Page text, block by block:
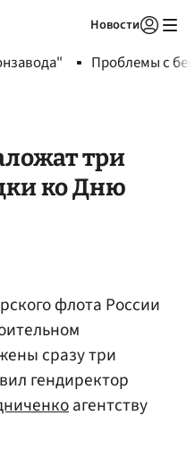
Новости
Проблемы с
три
ко Дню
флота России
сразу три
гендиректор
агентству